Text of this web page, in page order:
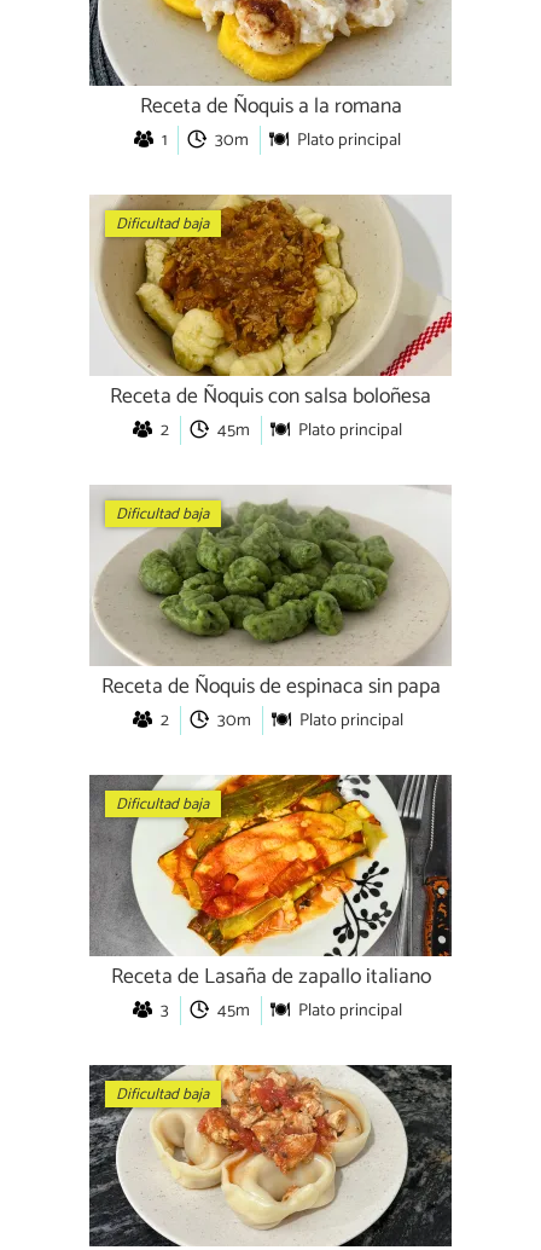
Receta de Ñoquis a la romana
1 30m Plato principal
Dificultad baja
Receta de Ñoquis con salsa boloñesa
2 45m Plato principal
Dificultad baja
Receta de Ñoquis de espinaca sin papa
2 30m Plato principal
Dificultad baja
Receta de Lasaña de zapallo italiano
3 45m Plato principal
Dificultad baja